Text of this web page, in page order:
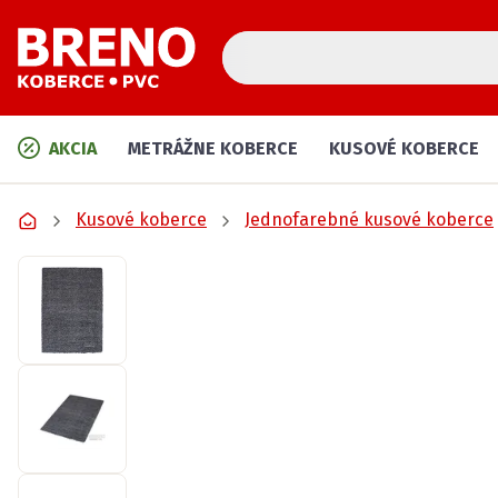
AKCIA METRÁŽNE KOBERCE KUSOVÉ KOBERCE
Kusové koberce Jednofarebné kusové koberce